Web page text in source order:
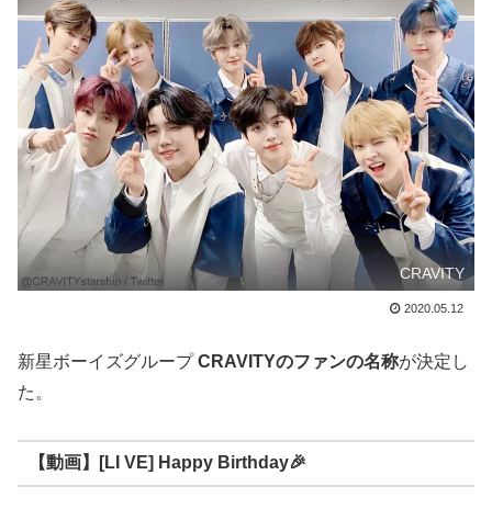
CRAVITY
2020.05.12
新星ボーイズグループCRAVITYのファンの名称が決定し
た。
【動画】[LI VE] Happy Birthday🎉